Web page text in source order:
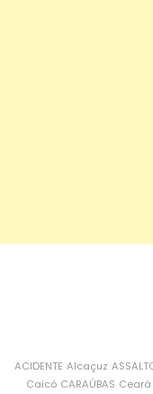
ACIDENTE Alcaçuz
Caicó CARAÚBAS Ceará